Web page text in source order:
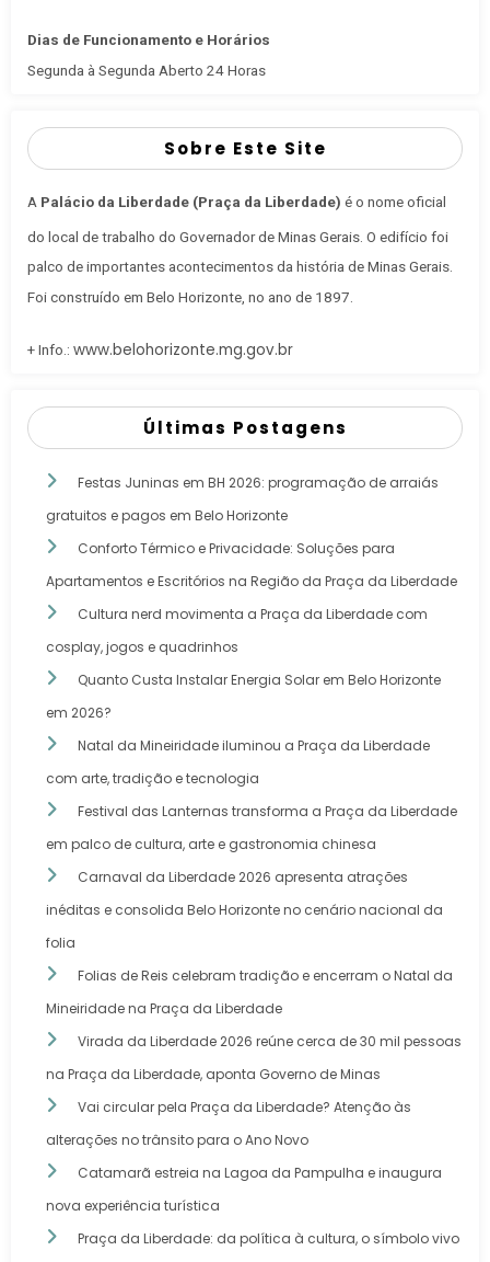
Dias de Funcionamento e Horários
Segunda à Segunda Aberto 24 Horas
Sobre Este Site
A Palácio da Liberdade (Praça da Liberdade) é o nome oficial
do local de trabalho do Governador de Minas Gerais . O edifício foi
palco de importantes acontecimentos da história de Minas Gerais.
Foi construído em Belo Horizonte, no ano de 1897.
+ Info.: www.belohorizonte.mg.gov.br
Últimas Postagens
Festas Juninas em BH 2026: programação de arraiás
gratuitos e pagos em Belo Horizonte
Conforto Térmico e Privacidade: Soluções para
Apartamentos e Escritórios na Região da Praça da Liberdade
Cultura nerd movimenta a Praça da Liberdade com
cosplay, jogos e quadrinhos
Quanto Custa Instalar Energia Solar em Belo Horizonte
em 2026?
Natal da Mineiridade iluminou a Praça da Liberdade
com arte, tradição e tecnologia
Festival das Lanternas transforma a Praça da Liberdade
em palco de cultura, arte e gastronomia chinesa
Carnaval da Liberdade 2026 apresenta atrações
inéditas e consolida Belo Horizonte no cenário nacional da
folia
Folias de Reis celebram tradição e encerram o Natal da
Mineiridade na Praça da Liberdade
Virada da Liberdade 2026 reúne cerca de 30 mil pessoas
na Praça da Liberdade, aponta Governo de Minas
Vai circular pela Praça da Liberdade? Atenção às
alterações no trânsito para o Ano Novo
Catamarã estreia na Lagoa da Pampulha e inaugura
nova experiência turística
Praça da Liberdade: da política à cultura, o símbolo vivo